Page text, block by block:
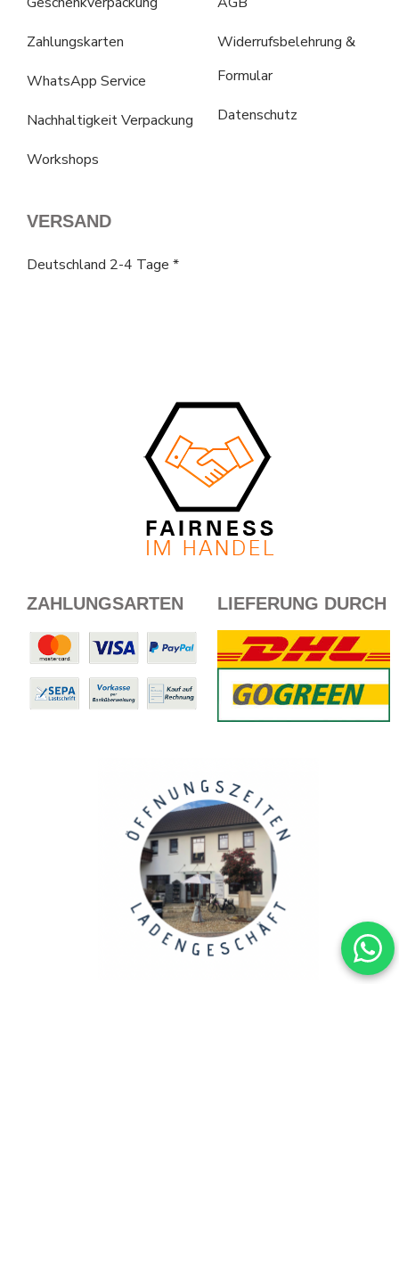
Zahlungskarten
WhatsApp Service
Nachhaltigkeit Verpackung
Workshops
Widerrufsbelehrung &
Formular
Datenschutz
VERSAND
Deutschland 2-4 Tage *
ZAHLUNGSARTEN LIEFERUNG DURCH